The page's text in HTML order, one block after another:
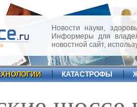
Новости науки,
Информеры для
новостной сайт,
КАТАСТРОФЫ